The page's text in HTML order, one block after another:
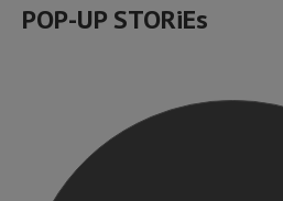
POP-UP STORiEs